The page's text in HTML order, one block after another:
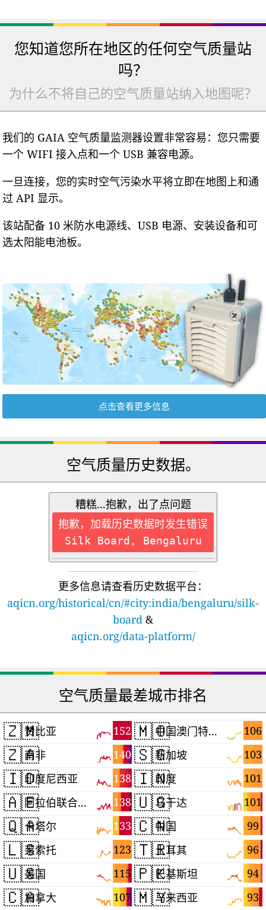
您知道您所在地区的任何空气质量站
吗？
为什么不将自己的空气质量站纳入地图呢？
我们的 GAIA 空气质量监测器设置非常容易：您只需要
一个 WIFI 接入点和一个 USB 兼容电源。
一旦连接，您的实时空气污染水平将立即在地图上和通
过 API 显示。
该站配备 10 米防水电源线、USB 电源、安装设备和可
选太阳能电池板。
点击查看更多信息
空气质量历史数据。
糟糕...抱歉，出了点问题
抱歉，加载历史数据时发生错误
Silk Board, Bengaluru
更多信息请查看历史数据平台：
aqicn.org/historical/cn/#city:india/bengaluru/silk-
board &
aqicn.org/data-platform/
空气质量最差城市排名
🇿🇲 152
赞比亚
🇿🇦 140
南非
🇮🇩 138
印度尼西亚
🇦🇪 138
阿拉伯联合酋长国
🇶🇦 133
卡塔尔
🇱🇸 123
莱索托
🇺🇸 115
美国
🇨🇦 107
加拿大
🇲🇴 106
中国澳门特别行政区
🇸🇬 103
新加坡
🇮🇳 101
印度
🇺🇬 101
乌干达
🇨🇳 99
中国
🇹🇷 96
土耳其
🇵🇰 94
巴基斯坦
🇲🇾 93
马来西亚